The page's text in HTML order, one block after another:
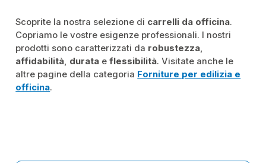
Scoprite la nostra selezione di carrelli da officina.
Copriamo le vostre esigenze professionali. I nostri
prodotti sono caratterizzati da robustezza,
affidabilità, durata eflessibilità. Visitate anche le
altre pagine della categoria Forniture per edilizia e
officina.